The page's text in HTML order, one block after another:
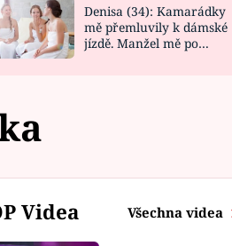
Denisa (34): Kamarádky
mě přemluvily k dámské
jízdě. Manžel mě po
Videa Všechna videa